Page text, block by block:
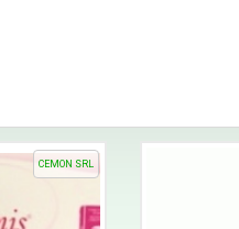
CEMON SRL